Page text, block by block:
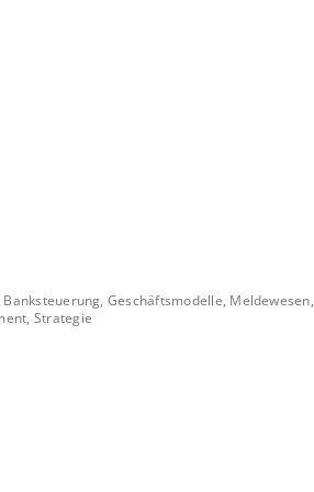
Geschäftsmodelle, Meldewesen,
Strategie